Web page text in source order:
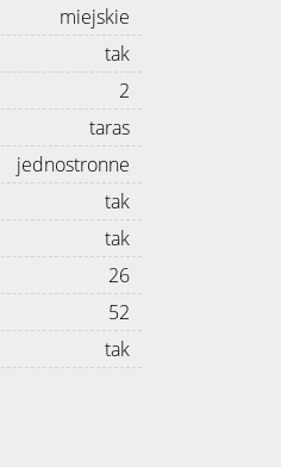
miejskie
tak
2
taras
jednostronne
tak
tak
26
52
tak